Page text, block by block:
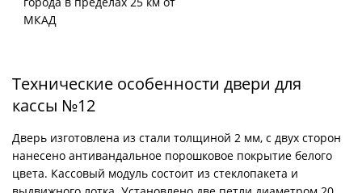
МКАД
Технические особенности двери для
кассы №12
Дверь изготовлена из стали толщиной 2 мм, с двух сторон
нанесено антивандальное порошковое покрытие белого
цвета. Кассовый модуль состоит из стеклопакета и